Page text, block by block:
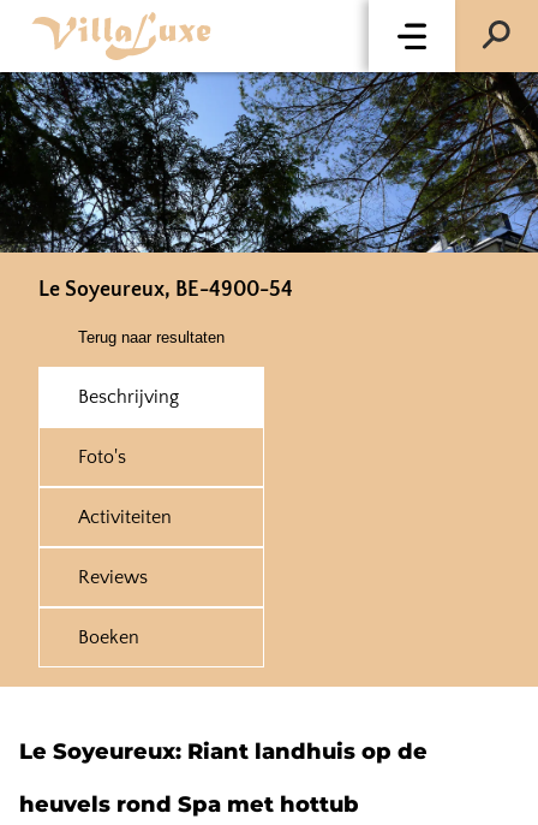
Le Soyeureux, BE-4900-54
Terug naar resultaten
Beschrijving
Foto's
Activiteiten
Reviews
Boeken
Le Soyeureux: Riant landhuis op de
heuvels rond Spa met hottub